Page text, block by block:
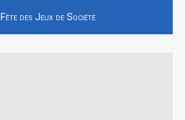
Fête des Jeux de Société